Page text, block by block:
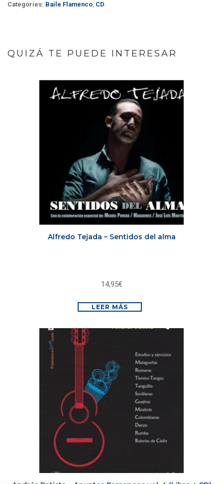
Categories: Baile Flamenco, CD.
QUIZÁ TE PUEDE INTERESAR
Alfredo Tejada – Sentidos del alma
14,95€
LEER MÁS